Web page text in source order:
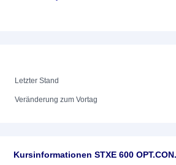
Letzter Stand
Veränderung zum Vortag
Kursinformationen STXE 600